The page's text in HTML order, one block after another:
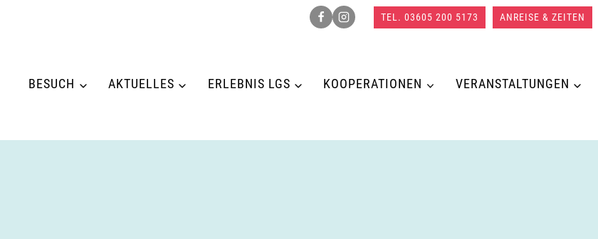
TEL. 03605 200 5173 ANREISE & ZEITEN
BESUCH AKTUELLES ERLEBNIS LGS KOOPERATIONEN VERANSTALTUNGEN